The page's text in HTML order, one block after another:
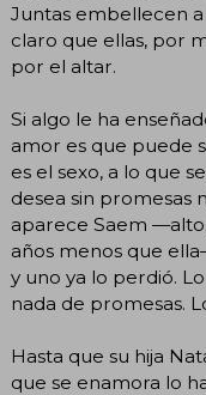
Juntas embellecen a
claro que ellas, por
por el altar.
Si algo le ha
amor es que puede
es el sexo, a lo que
desea sin promesas
aparece Saem
años menos que
y uno ya lo perdió.
nada de promesas.
Hasta que su hija
que se enamora lo